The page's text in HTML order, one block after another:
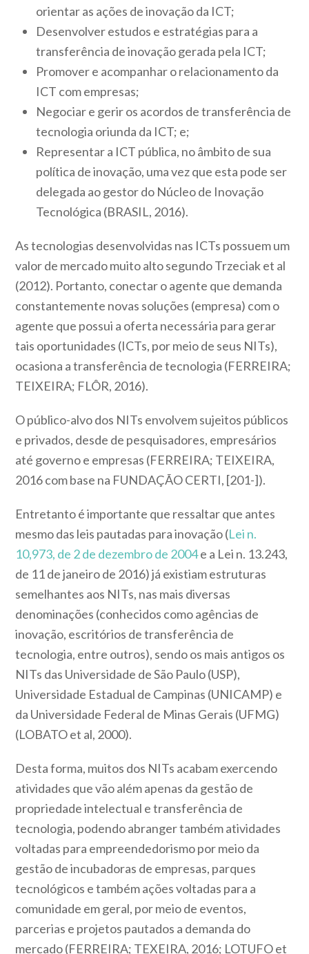
orientar as ações de inovação da ICT;
Desenvolver estudos e estratégias para a
transferência de inovação gerada pela ICT;
Promover e acompanhar o relacionamento da
ICT com empresas;
Negociar e gerir os acordos de transferência de
tecnologia oriunda da ICT; e;
Representar a ICT pública, no âmbito de sua
política de inovação, uma vez que esta pode ser
delegada ao gestor do Núcleo de Inovação
Tecnológica (BRASIL, 2016).
As tecnologias desenvolvidas nas ICTs possuem um
valor de mercado muito alto segundo Trzeciak et al
(2012). Portanto, conectar o agente que demanda
constantemente novas soluções (empresa) com o
agente que possui a oferta necessária para gerar
tais oportunidades (ICTs, por meio de seus NITs),
ocasiona a transferência de tecnologia (FERREIRA;
TEIXEIRA; FLÔR, 2016).
O público-alvo dos NITs envolvem sujeitos públicos
e privados, desde de pesquisadores, empresários
até governo e empresas (FERREIRA; TEIXEIRA,
2016 com base na FUNDAÇÃO CERTI, [201-]).
Entretanto é importante que ressaltar que antes
mesmo das leis pautadas para inovação (Lei n.
10,973, de 2 de dezembro de 2004e a Lei n. 13.243,
de 11 de janeiro de 2016) já existiam estruturas
semelhantes aos NITs, nas mais diversas
denominações (conhecidos como agências de
inovação, escritórios de transferência de
tecnologia, entre outros), sendo os mais antigos os
NITs das Universidade de São Paulo (USP),
Universidade Estadual de Campinas (UNICAMP) e
da Universidade Federal de Minas Gerais (UFMG)
(LOBATO et al, 2000).
Desta forma, muitos dos NITs acabam exercendo
atividades que vão além apenas da gestão de
propriedade intelectual e transferência de
tecnologia, podendo abranger também atividades
voltadas para empreendedorismo por meio da
gestão de incubadoras de empresas, parques
tecnológicos e também ações voltadas para a
comunidade em geral, por meio de eventos,
parcerias e projetos pautados a demanda do
mercado (FERREIRA; TEXEIRA, 2016; LOTUFO et